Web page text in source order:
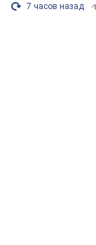
7 часов назад